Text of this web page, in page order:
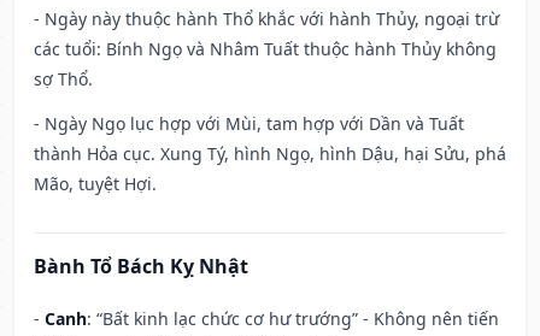
- Ngày này thuộc hành Thổ khắc với hành Thủy, ngoại trừ
các tuổi: Bính Ngọ và Nhâm Tuất thuộc hành Thủy không
sợ Thổ.
- Ngày Ngọ lục hợp với Mùi, tam hợp với Dần và Tuất
thành Hỏa cục. Xung Tý, hình Ngọ, hình Dậu, hại Sửu, phá
Mão, tuyệt Hợi.
Bành Tổ Bách Kỵ Nhật
- Canh: “Bất kinh lạc chức cơ hư trướng” - Không nên tiến